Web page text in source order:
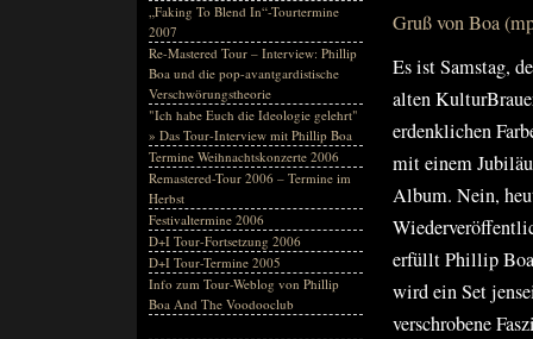
Gruß von Boa
Es ist Samstag,
alten
erdenklichen
mit einem
Album. Nein,
erfüllt Phillip Boa
wird ein Set
verschrobene
„Faking To Blend In“-Tourtermine
2007
Re-Mastered Tour – Interview: Phillip
Boa und die pop-avantgardistische
Verschwörungstheorie
"Ich habe Euch die Ideologie gelehrt"
» Das Tour-Interview mit Phillip Boa
Termine Weihnachtskonzerte 2006
Remastered-Tour 2006 – Termine im
Herbst
Festivaltermine 2006
D+I Tour-Fortsetzung 2006
D+I Tour-Termine 2005
Info zum Tour-Weblog von Phillip
Boa And The Voodooclub